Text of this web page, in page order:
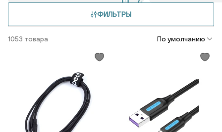
ФИЛЬТРЫ
1053 товара По умолчанию